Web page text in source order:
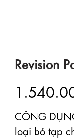
Revision
CÔNG
loại bỏ tạp